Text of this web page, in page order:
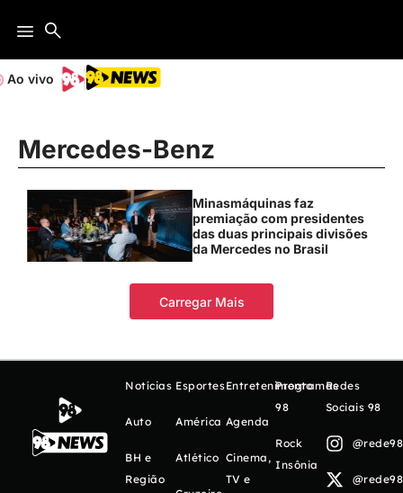
Ao vivo
Mercedes-Benz
Minasmáquinas faz
premiação com presidentes
das duas principais divisões
da Mercedes no Brasil
Carregar Mais
Notícias
Auto
BH e
Região
Esportes
América
Atlético
Entretenimento
Agenda
Cinema,
TV e
Programas
98
Rock
Insônia
Redes
Sociais 98